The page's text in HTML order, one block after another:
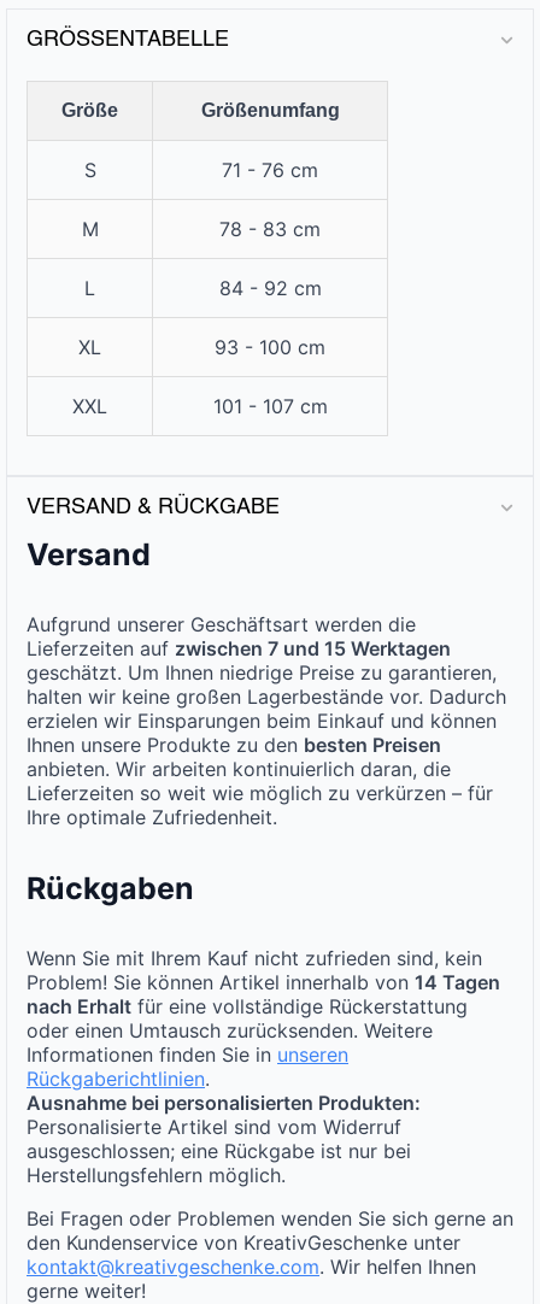
GRÖSSENTABELLE
Größe Größenumfang
S 71 - 76 cm
M 78 - 83 cm
L 84 - 92 cm
XL 93 - 100 cm
XXL 101 - 107 cm
VERSAND & RÜCKGABE
Versand
Aufgrund unserer Geschäftsart werden die
Lieferzeiten auf zwischen 7 und 15 Werktagen
geschätzt. Um Ihnen niedrige Preise zu garantieren,
halten wir keine großen Lagerbestände vor. Dadurch
erzielen wir Einsparungen beim Einkauf und können
Ihnen unsere Produkte zu den besten Preisen
anbieten. Wir arbeiten kontinuierlich daran, die
Lieferzeiten so weit wie möglich zu verkürzen – für
Ihre optimale Zufriedenheit.
Rückgaben
Wenn Sie mit Ihrem Kauf nicht zufrieden sind, kein
Problem! Sie können Artikel innerhalb von 14 Tagen
nach Erhalt für eine vollständige Rückerstattung
oder einen Umtausch zurücksenden. Weitere
Informationen finden Sie in unseren
Rückgaberichtlinien.
Ausnahme bei personalisierten Produkten:
Personalisierte Artikel sind vom Widerruf
ausgeschlossen; eine Rückgabe ist nur bei
Herstellungsfehlern möglich.
Bei Fragen oder Problemen wenden Sie sich gerne an
den Kundenservice von KreativGeschenke unter
kontakt@kreativgeschenke.com. Wir helfen Ihnen
gerne weiter!